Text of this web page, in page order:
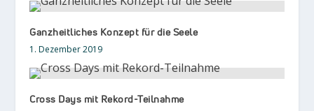
Ganzheitliches Konzept für die Seele
1. Dezember 2019
Cross Days mit Rekord-Teilnahme